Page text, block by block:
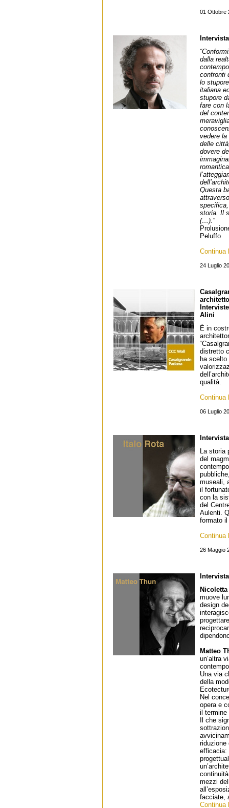
01 Ottobre
dalla
confronti
lo
italiana
stupore
fare con
del
vedere la
delle
dovere
Questa
storia. Il
(…).”
Peluffo
Continua
24 Luglio
Alini
È in
distretto
ha
qualità.
Continua
06 Luglio
La storia
del
museali,
il
con la
del
Aulenti.
formato il
Continua
26 Maggio
muove
design
Matteo
un’altra
Una via
della
Nel
opera e
il termine
Il che
riduzione
efficacia:
mezzi
facciate,
Continua